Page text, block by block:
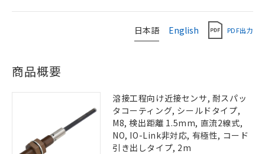
日本語 English PDF出力
商品概要
溶接工程向け近接センサ, 耐スパッ
タコーティング, シールドタイプ,
M8, 検出距離 1.5mm, 直流2線式,
NO, IO-Link非対応, 有極性, コード
引き出しタイプ, 2m